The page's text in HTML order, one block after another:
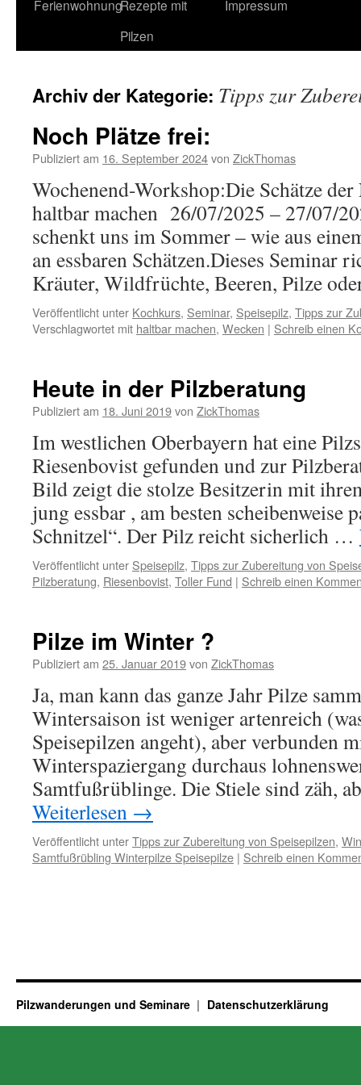
FerienwohnungRezepte mit
Pilzen
Impressum
Archiv der Kategorie: Tipps zur
Noch Plätze frei:
Publiziert am 16. September 2024von ZickThomas
Wochenend-Workshop:Die Schätze
haltbar machen 26/07/2025 – 27/
schenkt uns im Sommer – wie aus
an essbaren Schätzen.Dieses Seminar
Kräuter, Wildfrüchte, Beeren, Pilze
Veröffentlicht unter Kochkurs, Seminar, Speisepilz, Tipps zur
Verschlagwortet mit haltbar machen, Wecken | Schreib einen
Heute in der Pilzberatung
Publiziert am 18. Juni 2019von ZickThomas
Im westlichen Oberbayern hat eine
Riesenbovist gefunden und zur
Bild zeigt die stolze Besitzerin mit
jung essbar , am besten scheibenweise
Schnitzel“. Der Pilz reicht sicherlich …
Veröffentlicht unter Speisepilz, Tipps zur Zubereitung von
Pilzberatung, Riesenbovist, Toller Fund | Schreib einen
Pilze im Winter ?
Publiziert am 25. Januar 2019von ZickThomas
Ja, man kann das ganze Jahr Pilze
Wintersaison ist weniger artenreich
Speisepilzen angeht), aber verbunden
Winterspaziergang durchaus
Samtfußrüblinge. Die Stiele sind zäh,
Weiterlesen →
Veröffentlicht unterTipps zur Zubereitung von Speisepilzen,
Samtfußrübling Winterpilze Speisepilze | Schreib einen
Pilzwanderungen und Seminare Datenschutzerklärung